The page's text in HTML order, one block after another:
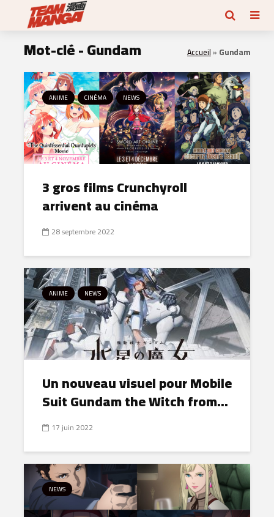
Mot-clé - Gundam Accueil» Gundam
ANIME CINÉMA NEWS
3 gros films Crunchyroll
arrivent au cinéma
28 septembre 2022
ANIME NEWS
Un nouveau visuel pour Mobile
Suit Gundam the Witch from...
17 juin 2022
NEWS